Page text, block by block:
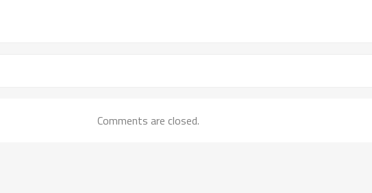
Comments are closed.